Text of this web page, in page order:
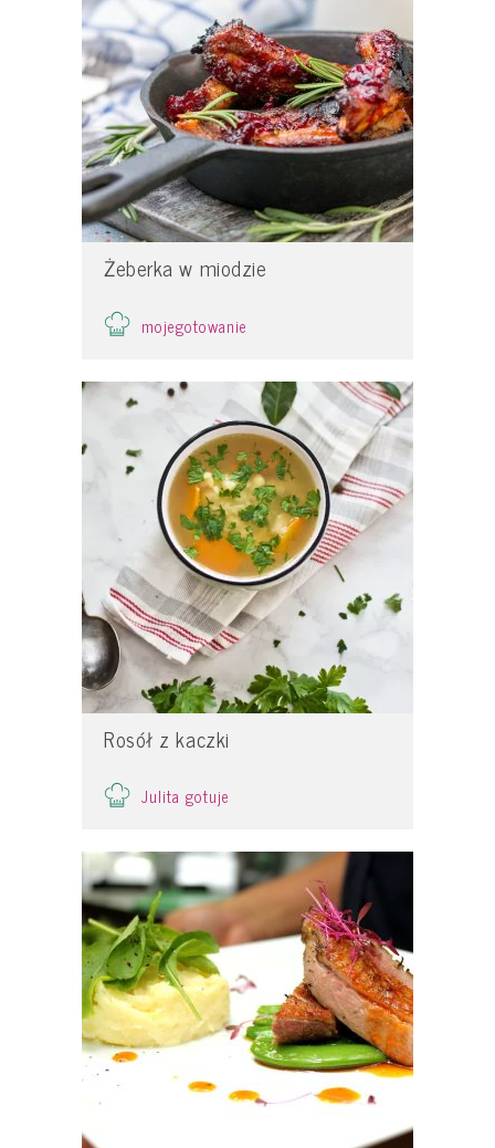
Żeberka w miodzie
mojegotowanie
Rosół z kaczki
Julita gotuje